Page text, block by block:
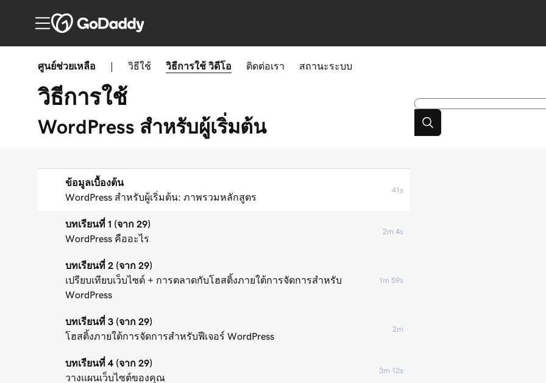
ศูนย์ช่วยเหลือ วิธีใช้ วิธีการใช้ วิดีโอ ติดต่อเรา สถานะระบบ
วิธีการใช้
WordPress สำหรับผู้เริ่มต้น
ข้อมูลเบื้องต้น
WordPress สำหรับผู้เริ่มต้น: ภาพรวมหลักสูตร
41s
บทเรียนที่ 1 (จาก 29)
WordPress คืออะไร
2m 4s
บทเรียนที่ 2 (จาก 29)
เปรียบเทียบเว็บไซต์ + การตลาดกับโฮสติ้งภายใต้การจัดการสำหรับ
WordPress
1m 59s
บทเรียนที่ 3 (จาก 29)
โฮสติ้งภายใต้การจัดการสำหรับฟีเจอร์ WordPress
2m
บทเรียนที่ 4 (จาก 29)
วางแผนเว็บไซต์ของคุณ
3m 12s